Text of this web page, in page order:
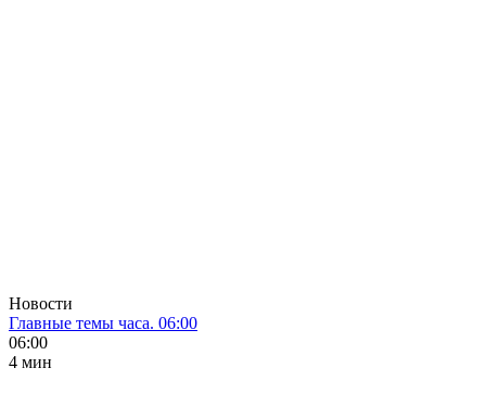
Новости
Главные темы часа. 06:00
06:00
4 мин